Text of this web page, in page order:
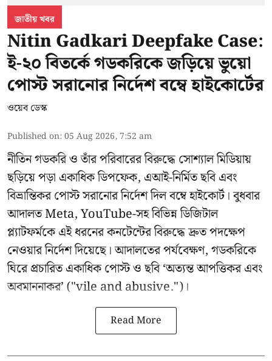
জাতীয় খবর
Nitin Gadkari Deepfake Case:
ই-২০ বিতর্কে গডকরিকে জড়িয়ে ভুয়ো
পোস্ট সরানোর নির্দেশ বম্বে হাইকোর্টের
ওয়েব ডেস্ক
Published on:05 Aug 2026, 7:52 am
নীতিন গডকরি ও তাঁর পরিবারের বিরুদ্ধে সোশ্যাল মিডিয়ায়
ছড়িয়ে পড়া একাধিক ডিপফেক, এআই-নির্মিত ছবি এবং
বিভ্রান্তিকর পোস্ট সরানোর নির্দেশ দিল বম্বে হাইকোর্ট। বুধবার
আদালত Meta, YouTube-সহ বিভিন্ন ডিজিটাল
প্ল্যাটফর্মকে এই ধরনের কনটেন্টের বিরুদ্ধে দ্রুত পদক্ষেপ
নেওয়ার নির্দেশ দিয়েছে। আদালতের পর্যবেক্ষণ, গডকরিকে
ঘিরে প্রচারিত একাধিক পোস্ট ও ছবি ‘অত্যন্ত আপত্তিকর এবং
অবমাননাকর’ ("vile and abusive.")।
Read More